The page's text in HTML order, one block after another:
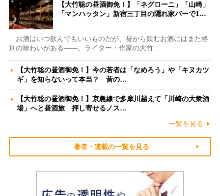
【大竹聡の昼酒御免！】「ネグローニ」「山崎」
「マンハッタン」新宿三丁目の隠れ家バーで1…
お酒はいつ飲んでもいいものだが、昼から飲むお酒にはまた格
別の味わいがある――。ライター・作家の大竹…
【大竹聡の昼酒御免！】今の若者は「なめろう」や「キヌカツ
ギ」を知らないって本当？ 昔の…
【大竹聡の昼酒御免！】京急線で多摩川越えて「川崎の大衆酒
場」へと昼酒旅 押し寄せるノス…
一覧を見る
著者・連載の一覧を見る